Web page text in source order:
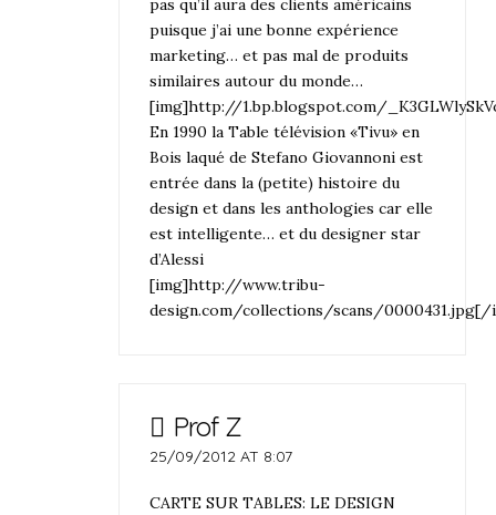
pas qu’il aura des clients américains
puisque j’ai une bonne expérience
marketing… et pas mal de produits
similaires autour du monde…
[img]http://1.bp.blogspot.com/
En 1990 la Table télévision «Tivu» en
Bois laqué de Stefano Giovannoni est
entrée dans la (petite) histoire du
design et dans les anthologies car elle
est intelligente… et du designer star
d’Alessi
[img]http://www.tribu-
design.com/collections/scans/0000431.jpg[/
Prof Z
25/09/2012 AT 8:07
CARTE SUR TABLES: LE DESIGN